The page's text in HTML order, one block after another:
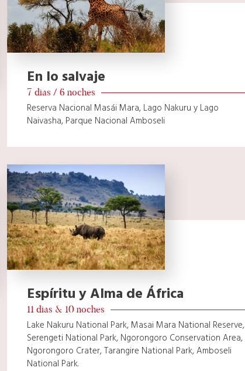
En lo salvaje
7 dias / 6 noches
Reserva Nacional Masái Mara, Lago Nakuru y Lago
Naivasha, Parque Nacional Amboseli
Espíritu y Alma de África
11 dias & 10 noches
Lake Nakuru National Park, Masai Mara National Reserve,
Serengeti National Park, Ngorongoro Conservation Area,
Ngorongoro Crater, Tarangire National Park, Amboseli
National Park.